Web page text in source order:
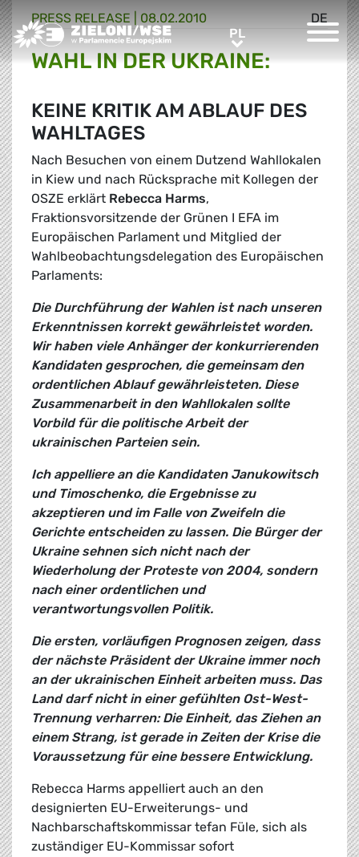
Greens/EFA Home PLPL
DE
PRESS RELEASE | 08.02.2010
WAHL IN DER UKRAINE:
KEINE KRITIK AM ABLAUF DES
WAHLTAGES
Nach Besuchen von einem Dutzend Wahllokalen
in Kiew und nach Rücksprache mit Kollegen der
OSZE erklärt Rebecca Harms,
Fraktionsvorsitzende der Grünen I EFA im
Europäischen Parlament und Mitglied der
Wahlbeobachtungsdelegation des Europäischen
Parlaments:
Die Durchführung der Wahlen ist nach unseren
Erkenntnissen korrekt gewährleistet worden.
Wir haben viele Anhänger der konkurrierenden
Kandidaten gesprochen, die gemeinsam den
ordentlichen Ablauf gewährleisteten. Diese
Zusammenarbeit in den Wahllokalen sollte
Vorbild für die politische Arbeit der
ukrainischen Parteien sein.
Ich appelliere an die Kandidaten Janukowitsch
und Timoschenko, die Ergebnisse zu
akzeptieren und im Falle von Zweifeln die
Gerichte entscheiden zu lassen. Die Bürger der
Ukraine sehnen sich nicht nach der
Wiederholung der Proteste von 2004, sondern
nach einer ordentlichen und
verantwortungsvollen Politik.
Die ersten, vorläufigen Prognosen zeigen, dass
der nächste Präsident der Ukraine immer noch
an der ukrainischen Einheit arbeiten muss. Das
Land darf nicht in einer gefühlten Ost-West-
Trennung verharren: Die Einheit, das Ziehen an
einem Strang, ist gerade in Zeiten der Krise die
Voraussetzung für eine bessere Entwicklung.
Rebecca Harms appelliert auch an den
designierten EU-Erweiterungs- und
Nachbarschaftskommissar tefan Füle, sich als
zuständiger EU-Kommissar sofort